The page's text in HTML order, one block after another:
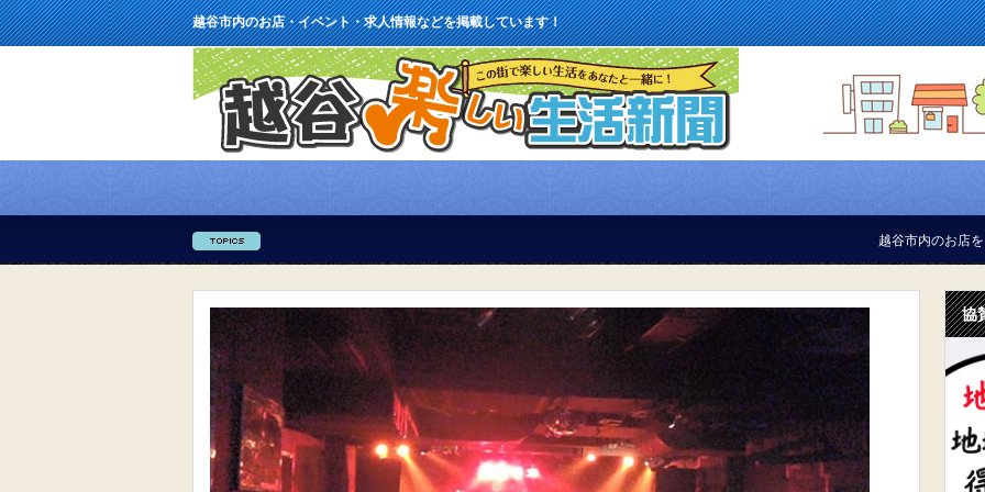
越谷市内のお店・イベント・求人情報などを掲載しています！
越谷市内のお店をご紹介しています
協